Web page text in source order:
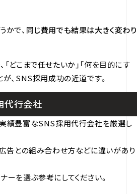
かで、 同じ費用でも結果は大きく変わり
どこまで任せたいか」「何を目的にす
が、SNS採用成功の近道です。
代行会社
績豊富なSNS採用代行会社を厳選し
告との組み合わせ方などに違いがあり
ーを選ぶ参考にしてください。